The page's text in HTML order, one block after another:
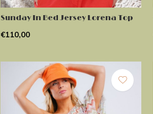
Sunday In Bed Jersey Lorena Top
€110,00